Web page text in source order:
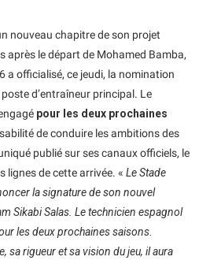
nouveau chapitre de son projet
après le départ de Mohamed Bamba,
a officialisé, ce jeudi, la nomination
d’entraîneur principal. Le
pour les deux prochaines
de conduire les ambitions des
publié sur ses canaux officiels, le
lignes de cette arrivée. « Le Stade
la signature de son nouvel
Sikabi Salas. Le technicien espagnol
les deux prochaines saisons.
sa rigueur et sa vision du jeu, il aura